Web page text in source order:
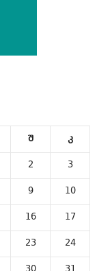
შ
კ
2
3
9
10
16
17
23
24